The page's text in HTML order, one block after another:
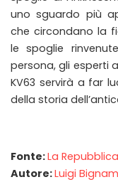
uno sguardo più
che circondano la
le spoglie
persona, gli esperti
KV63 servirà a far
della storia
Fonte:La Repubblica
Autore:Luigi